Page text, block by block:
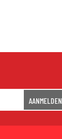
AANMELDEN